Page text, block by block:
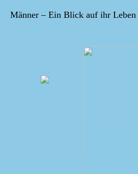
Männer – Ein Blick auf ihr